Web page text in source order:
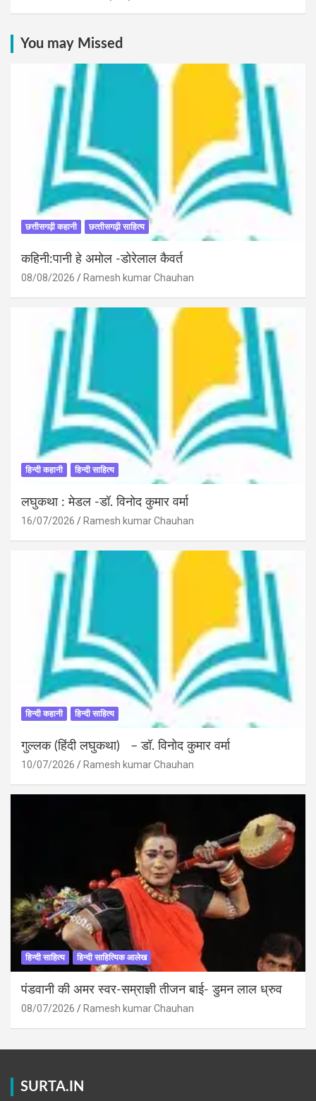
You may Missed
छत्तीसगढ़ी कहानी छत्‍तीसगढ़ी साहित्‍य
कहिनी:पानी हे अमोल -डोरेलाल कैवर्त
08/08/2026 Ramesh kumar Chauhan
हिन्दी कहानी हिन्दी साहित्य
लघुकथा : मेडल -डॉ. विनोद कुमार वर्मा
16/07/2026 Ramesh kumar Chauhan
हिन्दी कहानी हिन्दी साहित्य
गुल्लक (हिंदी लघुकथा) – डॉ. विनोद कुमार वर्मा
10/07/2026 Ramesh kumar Chauhan
हिन्दी साहित्य हिन्दी साहित्यिक आलेख
पंडवानी की अमर स्वर-सम्राज्ञी तीजन बाई- डुमन लाल ध्रुव
08/07/2026 Ramesh kumar Chauhan
SURTA.IN